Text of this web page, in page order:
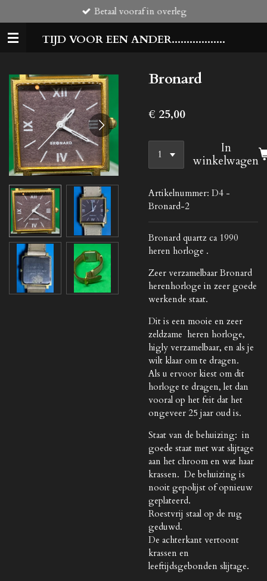
direct
naar
TIJD VOOR EEN ANDER..................
Betaal vooraf in overleg
Bronard
€ 25,00
In
winkelwagen
Artikelnummer: D4 -
Bronard-2
Bronard quartz ca 1990
heren horloge .
Zeer verzamelbaar Bronard
herenhorloge in zeer goede
werkende staat.
Dit is een mooie en zeer
zeldzame heren horloge,
higly verzamelbaar, en als je
wilt klaar om te dragen.
Als u ervoor kiest om dit
horloge te dragen, let dan
vooral op het feit dat het
ongeveer 25 jaar oud is.
Staat van de behuizing: in
goede staat met wat slijtage
aan het chroom en wat haar
krassen. De behuizing is
nooit gepolijst of opnieuw
geplateerd.
Roestvrij staal op de rug
geduwd.
De achterkant vertoont
krassen en
leeftijdsgebonden slijtage.